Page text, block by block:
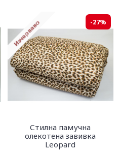
-27%
Стилна памучна
олекотена завивка
Leopard